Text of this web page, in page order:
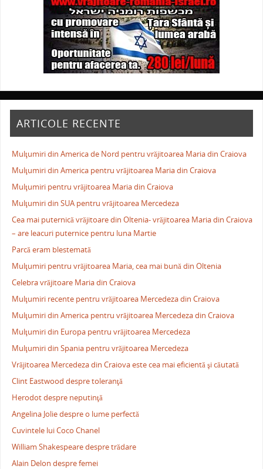
ARTICOLE RECENTE
Mulţumiri din America de Nord pentru vrăjitoarea Maria din Craiova
Mulţumiri din America pentru vrăjitoarea Maria din Craiova
Mulţumiri pentru vrăjitoarea Maria din Craiova
Mulţumiri din SUA pentru vrăjitoarea Mercedeza
Cea mai puternică vrăjitoare din Oltenia- vrăjitoarea Maria din Craiova
– are leacuri puternice pentru luna Martie
Parcă eram blestemată
Mulţumiri pentru vrăjitoarea Maria, cea mai bună din Oltenia
Celebra vrăjitoare Maria din Craiova
Mulţumiri recente pentru vrăjitoarea Mercedeza din Craiova
Mulţumiri din America pentru vrăjitoarea Mercedeza din Craiova
Mulţumiri din Europa pentru vrăjitoarea Mercedeza
Mulţumiri din Spania pentru vrăjitoarea Mercedeza
Vrăjitoarea Mercedeza din Craiova este cea mai eficientă şi căutată
Clint Eastwood despre toleranţă
Herodot despre neputinţă
Angelina Jolie despre o lume perfectă
Cuvintele lui Coco Chanel
William Shakespeare despre trădare
Alain Delon despre femei